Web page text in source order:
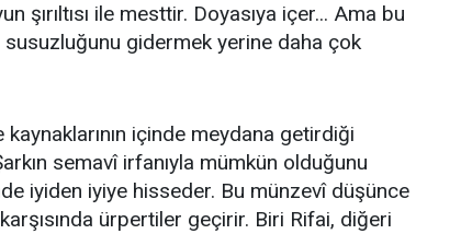
şırıltısı ile mesttir. Doyasıya içer... Ama bu
gidermek yerine daha çok
kaynaklarının içinde meydana getirdiği
semavî irfanıyla mümkün olduğunu
iyiden iyiye hisseder. Bu münzevî düşünce
ürpertiler geçirir. Biri Rifai, diğeri